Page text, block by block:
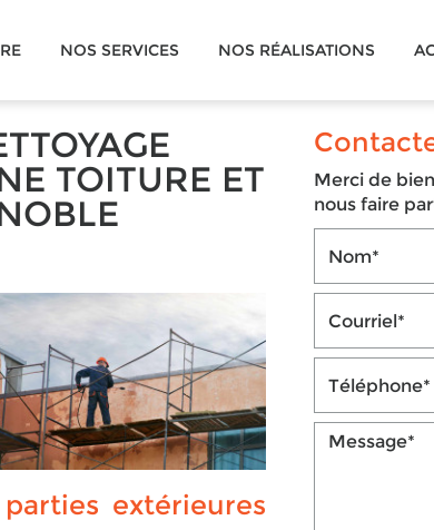
NOS SERVICES NOS RÉALISATIONS
TOITURE ET
extérieures
Merci de
nous faire